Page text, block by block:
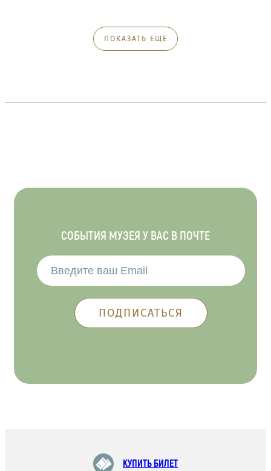
ПОКАЗАТЬ ЕЩЕ
СОБЫТИЯ МУЗЕЯ У ВАС В ПОЧТЕ
КУПИТЬ БИЛЕТ